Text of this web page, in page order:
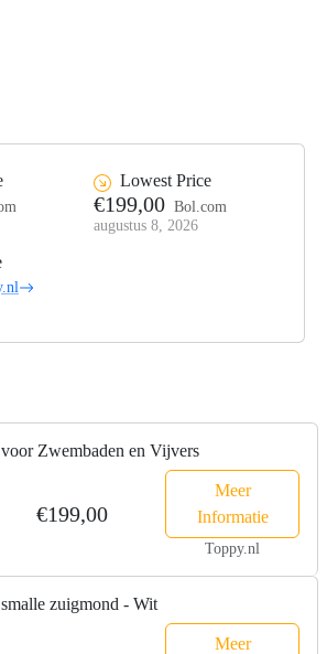
Lowest Price
€199,00 Bol.com
augustus 8, 2026
Zwembaden en Vijvers
€199,00
Meer
Informatie
Toppy.nl
zuigmond - Wit
Meer